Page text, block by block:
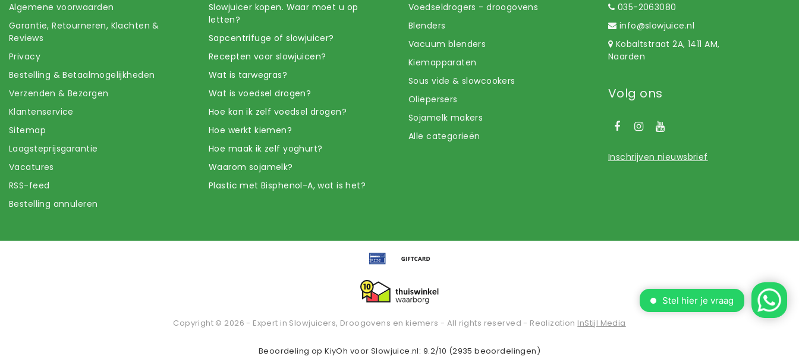
Algemene voorwaarden
Garantie, Retourneren, Klachten &
Reviews
Privacy
Bestelling & Betaalmogelijkheden
Verzenden & Bezorgen
Klantenservice
Sitemap
Laagsteprijsgarantie
Vacatures
RSS-feed
Bestelling annuleren
Slowjuicer kopen. Waar moet u op
letten?
Sapcentrifuge of slowjuicer?
Recepten voor slowjuicen?
Wat is tarwegras?
Wat is voedsel drogen?
Hoe kan ik zelf voedsel drogen?
Hoe werkt kiemen?
Hoe maak ik zelf yoghurt?
Waarom sojamelk?
Plastic met Bisphenol-A, wat is het?
Voedseldrogers - droogovens
Blenders
Vacuum blenders
Kiemapparaten
Sous vide & slowcookers
Oliepersers
Sojamelk makers
Alle categorieën
035-2063080
info@slowjuice.nl
Kobaltstraat 2A, 1411 AM,
Naarden
Volg ons
Inschrijven nieuwsbrief
Copyright © 2026 - Expert in Slowjuicers, Droogovens en kiemers - All rights reserved - Realization InStijl Media
Beoordeling opKiyOh voor Slowjuice.nl: 9.2/10 (2935 beoordelingen)